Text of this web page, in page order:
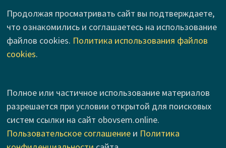
Продолжая просматривать сайт вы подтверждаете,
что ознакомились и соглашаетесь на использование
файлов cookies. Политика использования файлов
cookies.
Полное или частичное использование материалов
разрешается при условии открытой для поисковых
систем ссылки на сайт obovsem.online.
Пользовательское соглашениеи Политика